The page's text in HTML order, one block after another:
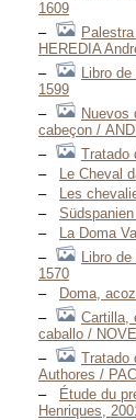
1609
HEREDIA
Libro
1599
Nuevos
cabeçon /
Tratado
Le Cheval
Les
La Doma
Libro
1570
Doma,
Cartilla,
caballo /
Tratado
Authores /
Étude du
Henriques,